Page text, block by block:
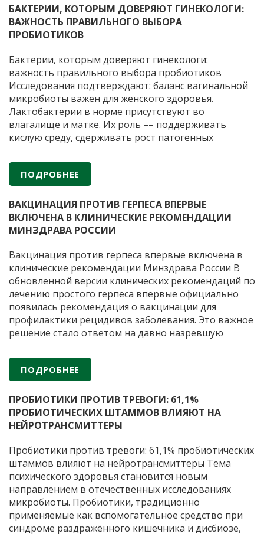
«ФИРМА
«ВИТАФАРМА»
лет
научных
разработок
и
производства
пробиотических
препаратов
БАКТЕРИИ, КОТОРЫМ ДОВЕРЯЮТ ГИНЕКОЛОГИ:
ВАЖНОСТЬ ПРАВИЛЬНОГО ВЫБОРА
ПРОБИОТИКОВ
Бактерии, которым доверяют гинекологи:
важность правильного выбора пробиотиков
Исследования подтверждают: баланс вагинальной
микробиоты важен для женского здоровья.
Лактобактерии в норме присутствуют во
влагалище и матке. Их роль –– поддерживать
кислую среду, сдерживать рост патогенных
Когда лактобактерий недостаточно из-за приема
антибиотиков или гормональных сбоев, могут
помочь препараты с пробиотиками. Важно, чтобы
ПОДРОБНЕЕ
ВАКЦИНАЦИЯ ПРОТИВ ГЕРПЕСА ВПЕРВЫЕ
ВКЛЮЧЕНА В КЛИНИЧЕСКИЕ РЕКОМЕНДАЦИИ
МИНЗДРАВА РОССИИ
Вакцинация против герпеса впервые включена в
клинические рекомендации Минздрава России В
обновленной версии клинических рекомендаций по
лечению простого герпеса впервые официально
появилась рекомендация о вакцинации для
профилактики рецидивов заболевания. Это важное
решение стало ответом на давно назревшую
Герпетическая инфекция остается одной из самых
распространенных вирусных инфекций человека,
при этом стандартная антивирусная терапия
в
ПОДРОБНЕЕ
ПРОБИОТИКИ ПРОТИВ ТРЕВОГИ: 61,1%
ПРОБИОТИЧЕСКИХ ШТАММОВ ВЛИЯЮТ НА
НЕЙРОТРАНСМИТТЕРЫ
Пробиотики против тревоги: 61,1% пробиотических
штаммов влияют на нейротрансмиттеры Тема
психического здоровья становится новым
направлением в отечественных исследованиях
микробиоты. Пробиотики, традиционно
применяемые как вспомогательное средство при
синдроме раздражённого кишечника и дисбиозе,